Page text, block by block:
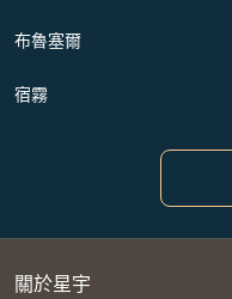
布魯塞爾
宿霧
關於星宇